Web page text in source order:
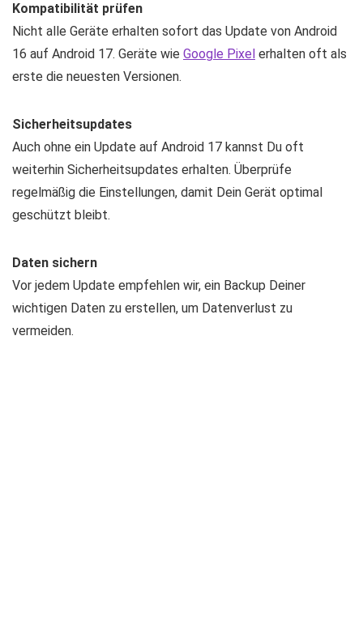
Kompatibilität prüfen
Nicht alle Geräte erhalten sofort das Update von Android
16 auf Android 17. Geräte wie Google Pixel erhalten oft als
erste die neuesten Versionen.
Sicherheitsupdates
Auch ohne ein Update auf Android 17 kannst Du oft
weiterhin Sicherheitsupdates erhalten. Überprüfe
regelmäßig die Einstellungen, damit Dein Gerät optimal
geschützt bleibt.
Daten sichern
Vor jedem Update empfehlen wir, ein Backup Deiner
wichtigen Daten zu erstellen, um Datenverlust zu
vermeiden.